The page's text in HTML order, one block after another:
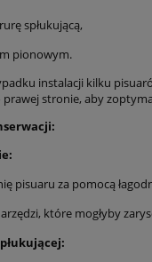
spłukującą,
pionowym.
instalacji kilku
stronie, aby
pisuaru za pomocą
które mogłyby